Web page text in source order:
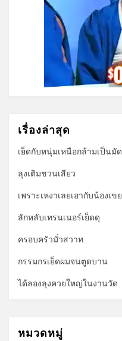
เรื่องล่าสุด
เย็ดกับหนุ่มเหนือกล้ามเป็นมัด
ลุงเติมชวนเสียว
เพราะเหงาเลยเอากับน้องเขย
ลักหลับเทรนเนอร์เย็ดดุ
ครอบครัวมั่วสวาท
กรรมกรเย็ดผมจนตูดบาน
ได้ลองลุงควยใหญ่ในงานวัด
หมวดหมู่